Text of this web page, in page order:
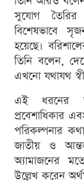
সুযোগ তৈরির
বিশেষভাবে
হয়েছে।
তিনি বলেন,
এখনো যথাযথ
এই ধরনের
প্রবেশাধিকার
পরিকল্পনার
জাতীয় ও
অ্যামাজনের
উল্লেখ করেন